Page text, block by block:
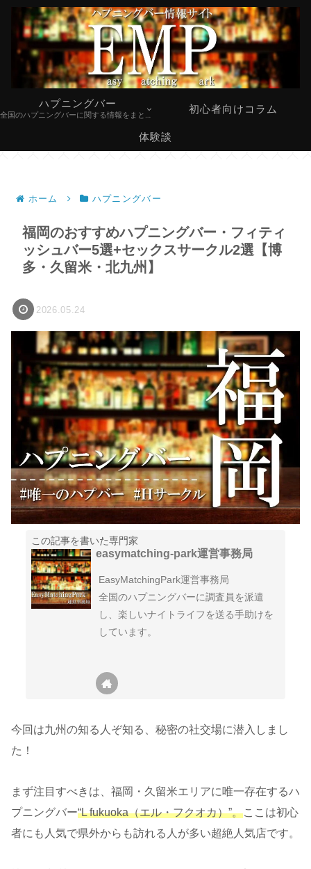
ハプニングバー
全国のハプニングバーに関する情報をまとめています。 初心者向けコラム
体験談
ホーム ハプニングバー
福岡のおすすめハプニングバー・フィティ
ッシュバー5選+セックスサークル2選【博
多・久留米・北九州】
2026.05.24
この記事を書いた専門家
easymatching-park運営事務局
EasyMatchingPark運営事務局
全国のハプニングバーに調査員を派遣
し、楽しいナイトライフを送る手助けを
しています。
今回は九州の知る人ぞ知る、秘密の社交場に潜入しまし
た！
まず注目すべきは、福岡・久留米エリアに唯一存在するハ
プニングバー“L fukuoka（エル・フクオカ）”。ここは初心
者にも人気で県外からも訪れる人が多い超絶人気店です。